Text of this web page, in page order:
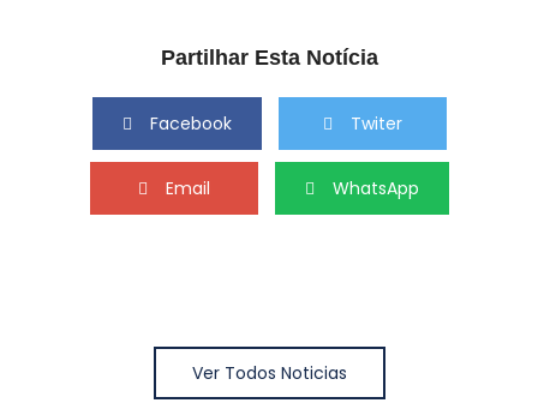
Partilhar Esta Notícia
Facebook Twiter
Email WhatsApp
Ver Todos Noticias